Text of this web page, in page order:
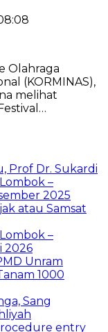
Olahraga
(KORMINAS),
melihat
Prof Dr. Sukardi
–
2025
atau Samsat
–
2026
Unram
1000
Sang
entry